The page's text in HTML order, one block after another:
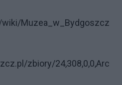
Muzea_w_Bydgoszcz
zbiory/24,308,0,0,Arc